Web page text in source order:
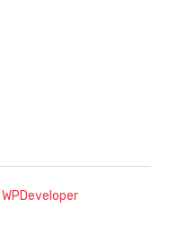
WPDeveloper